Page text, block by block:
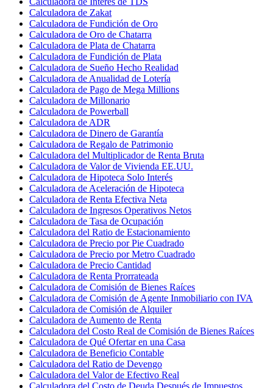
Calculadora de Zakat
Calculadora de Fundición de Oro
Calculadora de Oro de Chatarra
Calculadora de Plata de Chatarra
Calculadora de Fundición de Plata
Calculadora de Sueño Hecho Realidad
Calculadora de Anualidad de Lotería
Calculadora de Pago de Mega Millions
Calculadora de Millonario
Calculadora de Powerball
Calculadora de ADR
Calculadora de Dinero de Garantía
Calculadora de Regalo de Patrimonio
Calculadora del Multiplicador de Renta Bruta
Calculadora de Valor de Vivienda EE.UU.
Calculadora de Hipoteca Solo Interés
Calculadora de Aceleración de Hipoteca
Calculadora de Renta Efectiva Neta
Calculadora de Ingresos Operativos Netos
Calculadora de Tasa de Ocupación
Calculadora del Ratio de Estacionamiento
Calculadora de Precio por Pie Cuadrado
Calculadora de Precio por Metro Cuadrado
Calculadora de Precio Cantidad
Calculadora de Renta Prorrateada
Calculadora de Comisión de Bienes Raíces
Calculadora de Comisión de Agente Inmobiliario con IVA
Calculadora de Comisión de Alquiler
Calculadora de Aumento de Renta
Calculadora del Costo Real de Comisión de Bienes Raíces
Calculadora de Qué Ofertar en una Casa
Calculadora de Beneficio Contable
Calculadora del Ratio de Devengo
Calculadora del Valor de Efectivo Real
Calculadora del Costo de Deuda Después de Impuestos